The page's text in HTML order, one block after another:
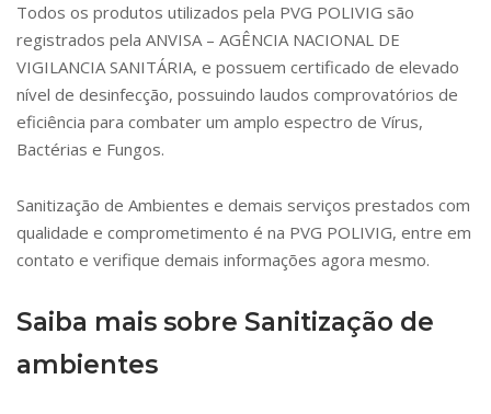
Todos os produtos utilizados pela PVG POLIVIG são
registrados pela ANVISA – AGÊNCIA NACIONAL DE
VIGILANCIA SANITÁRIA, e possuem certificado de elevado
nível de desinfecção, possuindo laudos comprovatórios de
eficiência para combater um amplo espectro de Vírus,
Bactérias e Fungos.
Sanitização de Ambientes e demais serviços prestados com
qualidade e comprometimento é na PVG POLIVIG, entre em
contato e verifique demais informações agora mesmo.
Saiba mais sobre Sanitização de
ambientes